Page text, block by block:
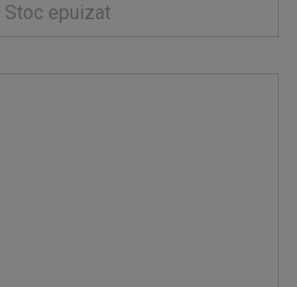
Stoc epuizat